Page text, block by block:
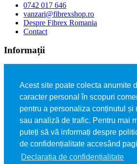
Acest site poate colecta anumite
caracter personal în scopuri
pentru a personaliza conținutul și
sau analiză de trafic. Pentru mai
puteți să vă informați despre
de confidențialitate accesând
Declarația de confidențialitate
0742 017 646
vanzari@fibrexshop.ro
Despre Fibrex Romania
Contact
Informații
Livrare
Garanţie
Politica de retur
Declarația de confidențialitate
Termeni şi condiţii
Contact
©2026FIBREX SHOPmagazin oficial